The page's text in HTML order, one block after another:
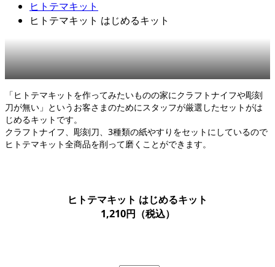
ヒトテマキット
ヒトテマキット はじめるキット
ヒトテマキット,自分でつくる,製品
「ヒトテマキットを作ってみたいものの家にクラフトナイフや彫刻
刀が無い」というお客さまのためにスタッフが厳選したセットがは
じめるキットです。
クラフトナイフ、彫刻刀、3種類の紙やすりをセットにしているので
ヒトテマキット全商品を削って磨くことができます。
ヒトテマキット はじめるキット
1,210円（税込）